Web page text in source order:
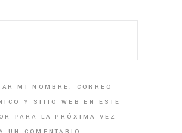
MI NOMBRE, CORREO
Y SITIO WEB EN ESTE
PARA LA PRÓXIMA VEZ